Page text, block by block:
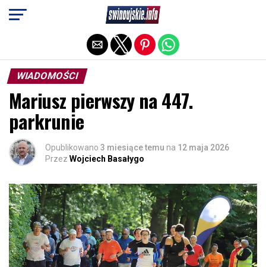
WIADOMOŚCI
Mariusz pierwszy na 447.
parkrunie
Opublikowano 3 miesiące temu na 12 maja 2026
Przez Wojciech Basałygo
Exit mobile version